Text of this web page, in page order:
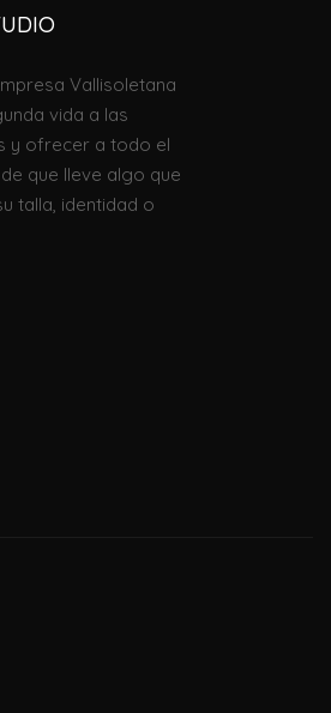
O
Vallisoletana
vida a las
y ofrecer a todo el
que lleve algo que
talla, identidad o